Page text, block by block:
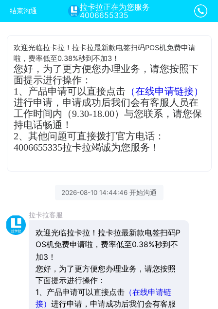
结束沟通
拉卡拉正在为您服务
4006655335
欢迎光临拉卡拉！拉卡拉最新款电签扫码POS机免费申请
啦，费率低至0.38%秒到不加3！
您好，为了更方便您办理业务，请您按照下
面提示进行操作：
1、产品申请可以直接点击 （在线申请链接）
进行申请，申请成功后我们会有客服人员在
工作时间内（9.30-18.00）与您联系，请您保
持电话畅通！
2、其他问题可直接拨打官方电话：
4006655335拉卡拉竭诚为您服务！
2026-08-10 14:44:46 开始沟通
拉卡拉客服
欢迎光临拉卡拉！拉卡拉最新款电签扫码P
OS机免费申请啦，费率低至0.38%秒到不
加3！
您好，为了更方便您办理业务，请您按照
下面提示进行操作：
1、产品申请可以直接点击（在线申请链
接） 进行申请，申请成功后我们会有客服